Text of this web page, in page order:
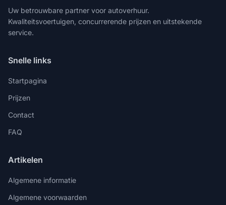
Uw betrouwbare partner voor autoverhuur.
Kwaliteitsvoertuigen, concurrerende prijzen en uitstekende
service.
Snelle links
Startpagina
Prijzen
Contact
FAQ
Artikelen
Algemene informatie
Algemene voorwaarden